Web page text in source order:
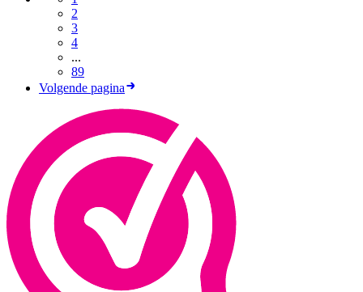
2
3
4
...
89
Volgende pagina